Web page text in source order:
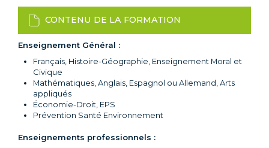
CONTENU DE LA FORMATION
Enseignement Général :
Français, Histoire-Géographie, Enseignement Moral et
Civique
Mathématiques, Anglais, Espagnol ou Allemand, Arts
appliqués
Économie-Droit, EPS
Prévention Santé Environnement
Enseignements professionnels :